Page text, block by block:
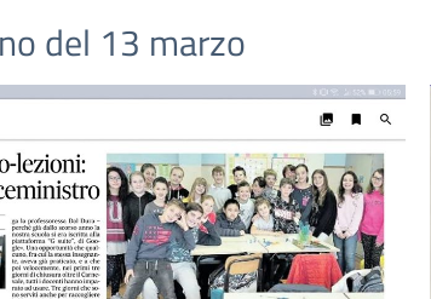
del 13 marzo